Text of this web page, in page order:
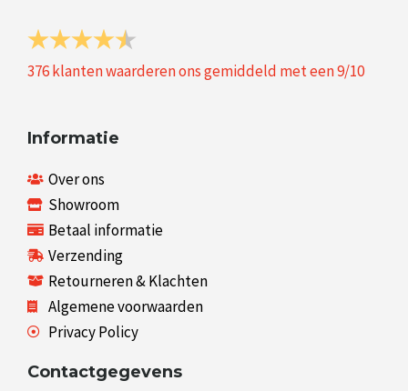
376klanten waarderen ons gemiddeld met een9/10
Informatie
Over ons
Showroom
Betaal informatie
Verzending
Retourneren & Klachten
Algemene voorwaarden
Privacy Policy
Contactgegevens